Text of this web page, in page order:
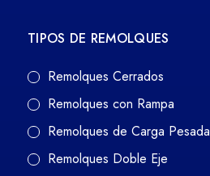
TIPOS DE REMOLQUES
Remolques Cerrados
Remolques con Rampa
Remolques de Carga Pesada
Remolques Doble Eje